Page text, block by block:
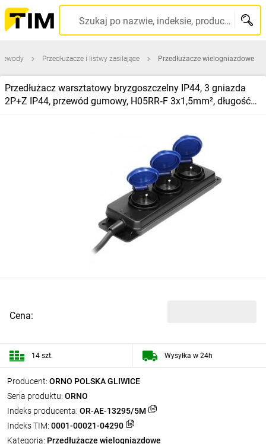
Szukaj po nazwie, indeksie, producencie, kodzie kreskowym...
Przedłużacze i listwy zasilające Przedłużacze wielogniazdowe
Przedłużacz warsztatowy bryzgoszczelny IP44, 3 gniazda
2P+Z IP44, przewód gumowy, H05RR‑F 3x1,5mm², długość
Producent: ORNO POLSKA GLIWICE
Seria produktu: ORNO
Indeks producenta: OR-AE-13295/5M
Indeks TIM: 0001-00021-04290
Kategoria: Przedłużacze wielogniazdowe
Cena:
14 szt. Wysyłka w 24h